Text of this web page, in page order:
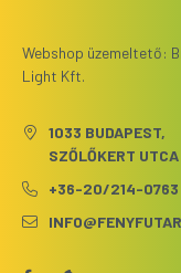
Webshop üzemeltető:
Light Kft.
1033 BUDAPEST,
SZŐLŐKERT
+36-20/214-0763